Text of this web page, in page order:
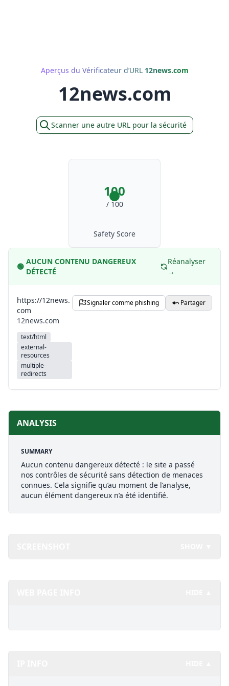
Aperçus du Vérificateur d’URL 12news.com
12news.com
Scanner une autre URL pour la sécurité
100
/ 100
Safety Score
🟢
AUCUN CONTENU DANGEREUX
DÉTECTÉ
Réanalyser
→
https://12news.
com
12news.com
text/html
external-
resources
multiple-
redirects
Signaler comme phishing Partager
ANALYSIS
SUMMARY
Aucun contenu dangereux détecté : le site a passé
nos contrôles de sécurité sans détection de menaces
connues. Cela signifie qu’au moment de l’analyse,
aucun élément dangereux n’a été identifié.